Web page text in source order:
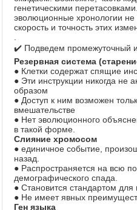
генетическими
эволюционные хронологии не
скорость и точность этих
✔ Подведем промежуточный
Резервная система
● Клетки содержат спящие
● Эти инструкции никогда не
образом
● Доступ к ним возможен
вмешательстве
● Нет эволюционного
в такой форме.
Слияние хромосом
● единичное событие,
назад.
● Распространяется на всю
демографического спада.
● Становится стандартом для
● Не имеет явных
Ген языка